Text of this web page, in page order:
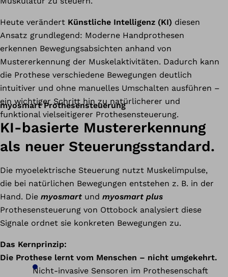
Heute verändert Künstliche Intelligenz (KI) diesen
Ansatz grundlegend: Moderne Handprothesen
erkennen Bewegungsabsichten anhand von
Mustererkennung der Muskelaktivitäten. Dadurch kann
die Prothese verschiedene Bewegungen deutlich
intuitiver und ohne manuelles Umschalten ausführen –
ein wichtiger Schritt hin zu natürlicherer und
funktional vielseitigerer Prothesensteuerung.
myosmart Prothesensteuerung
KI-basierte Mustererkennung
als neuer Steuerungsstandard.
Die myoelektrische Steuerung nutzt Muskelimpulse,
die bei natürlichen Bewegungen entstehen z. B. in der
Hand. Die myosmart und myosmart plus
Prothesensteuerung von Ottobock analysiert diese
Signale ordnet sie konkreten Bewegungen zu.
Das Kernprinzip:
Die Prothese lernt vom Menschen – nicht umgekehrt.
Nicht-invasive Sensoren im Prothesenschaft